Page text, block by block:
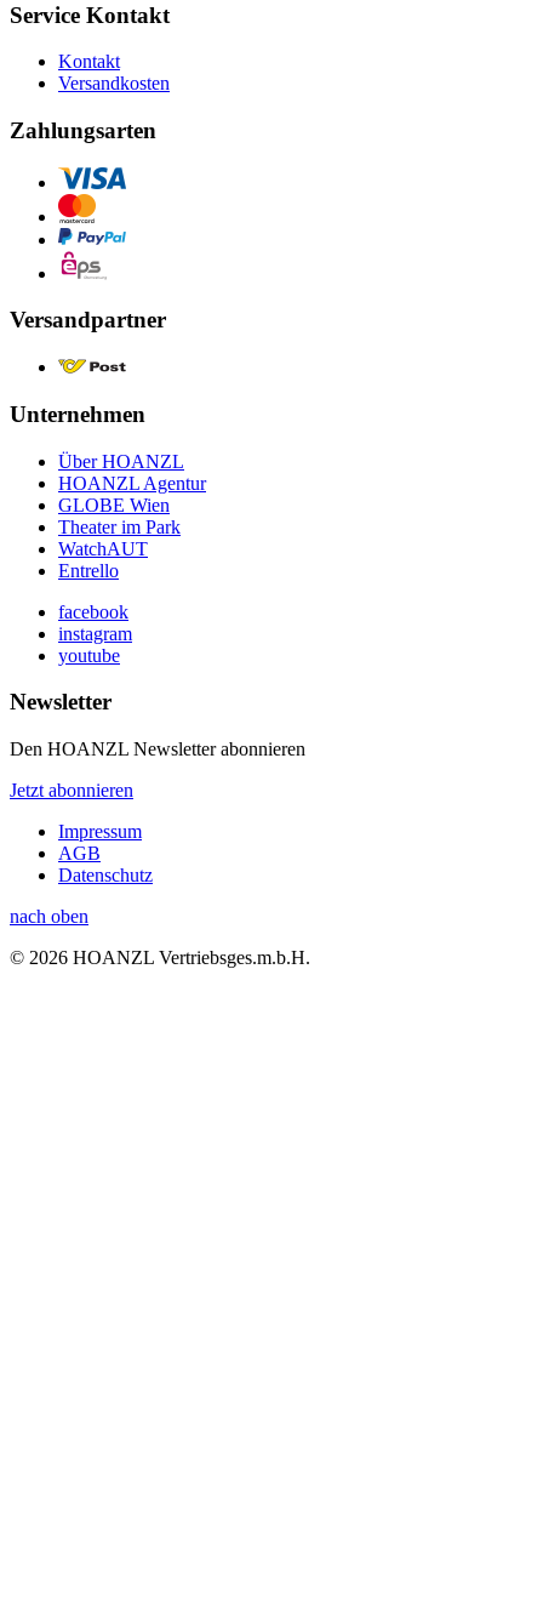
Service Kontakt
Kontakt
Versandkosten
Zahlungsarten
Versandpartner
Unternehmen
Über HOANZL
HOANZL Agentur
GLOBE Wien
Theater im Park
WatchAUT
Entrello
facebook
instagram
youtube
Newsletter
Den HOANZL Newsletter abonnieren
Jetzt abonnieren
Impressum
AGB
Datenschutz
nach oben
© 2026 HOANZL Vertriebsges.m.b.H.